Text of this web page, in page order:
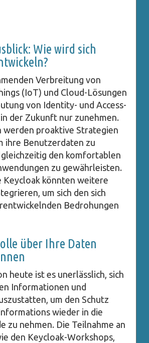
Wie wird sich
Verbreitung von
(IoT) und Cloud-Lösungen
von Identity- und Access-
der Zukunft nur zunehmen.
werden proaktive Strategien
ihre Benutzerdaten zu
den komfortablen
zu gewährleisten.
Keycloak könnten weitere
um sich den sich
Bedrohungen
über Ihre Daten
heute ist es unerlässlich, sich
Informationen und
um den Schutz
wieder in die
zu nehmen. Die Teilnahme an
den Keycloak-Workshops,